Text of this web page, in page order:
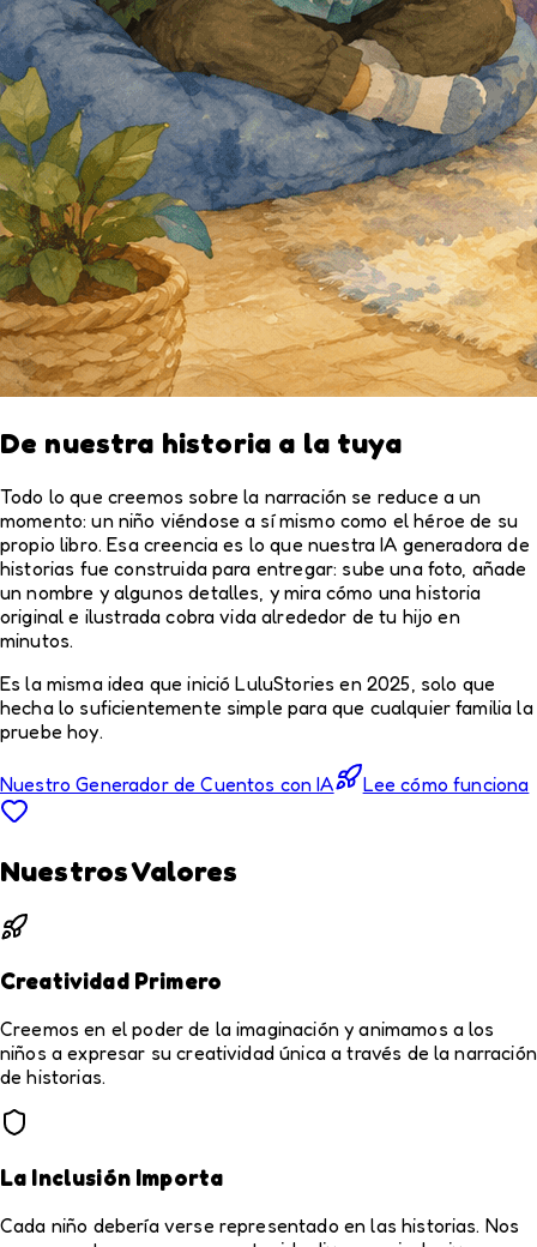
De nuestra historia a la tuya
Todo lo que creemos sobre la narración se reduce a un
momento: un niño viéndose a sí mismo como el héroe de su
propio libro. Esa creencia es lo que nuestra IA generadora de
historias fue construida para entregar: sube una foto, añade
un nombre y algunos detalles, y mira cómo una historia
original e ilustrada cobra vida alrededor de tu hijo en
minutos.
Es la misma idea que inició LuluStories en 2025, solo que
hecha lo suficientemente simple para que cualquier familia la
pruebe hoy.
Nuestro Generador de Cuentos con IA Lee cómo funciona
Nuestros Valores
Creatividad Primero
Creemos en el poder de la imaginación y animamos a los
niños a expresar su creatividad única a través de la narración
de historias.
La Inclusión Importa
Cada niño debería verse representado en las historias. Nos